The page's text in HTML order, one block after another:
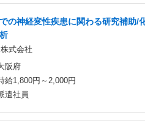
の神経変性疾患に関わる研究補助/
式会社
阪府
給1,800円～2,000円
遣社員